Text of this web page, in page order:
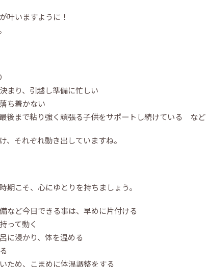
叶いますように！
まり、引越し準備に忙しい
ち着かない
後まで粘り強く頑張る子供をサポートし続けている など
、それぞれ動き出していますね。
期こそ、心にゆとりを持ちましょう。
など今日できる事は、早めに片付ける
って動く
に浸かり、体を温める
ため、こまめに体温調整をする